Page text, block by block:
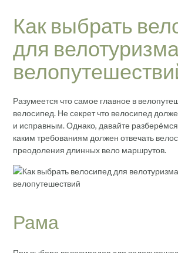
Как выбрать
для
Разумеется что самое главное в
велосипед. Не секрет что велосипед
и исправным. Однако, давайте
каким требованиям должен отвечать
преодоления длинных вело маршрутов.
Рама